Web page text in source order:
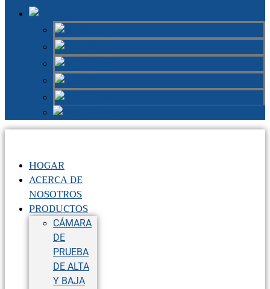
HOGAR
ACERCA DE
NOSOTROS
PRODUCTOS
CÁMARA
DE
PRUEBA
DE ALTA
Y BAJA